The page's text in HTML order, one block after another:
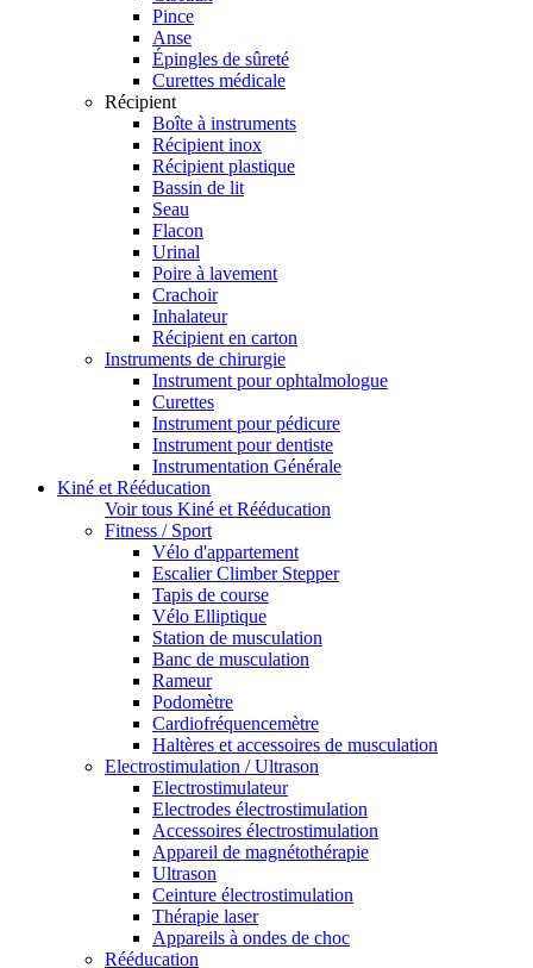
Pince
Anse
Épingles de sûreté
Curettes médicale
Récipient
Boîte à instruments
Récipient inox
Récipient plastique
Bassin de lit
Seau
Flacon
Urinal
Poire à lavement
Crachoir
Inhalateur
Récipient en carton
Instruments de chirurgie
Instrument pour ophtalmologue
Curettes
Instrument pour pédicure
Instrument pour dentiste
Instrumentation Générale
Kiné et Rééducation
Voir tous Kiné et Rééducation
Fitness / Sport
Vélo d'appartement
Escalier Climber Stepper
Tapis de course
Vélo Elliptique
Station de musculation
Banc de musculation
Rameur
Podomètre
Cardiofréquencemètre
Haltères et accessoires de musculation
Electrostimulation / Ultrason
Electrostimulateur
Electrodes électrostimulation
Accessoires électrostimulation
Appareil de magnétothérapie
Ultrason
Ceinture électrostimulation
Thérapie laser
Appareils à ondes de choc
Rééducation